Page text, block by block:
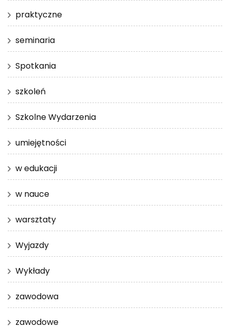
praktyczne
seminaria
Spotkania
szkoleń
Szkolne Wydarzenia
umiejętności
w edukacji
w nauce
warsztaty
Wyjazdy
Wykłady
zawodowa
zawodowe